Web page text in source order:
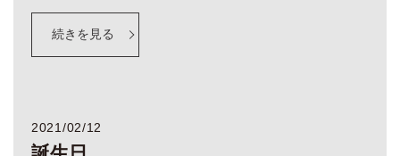
続きを見る
2021/02/12